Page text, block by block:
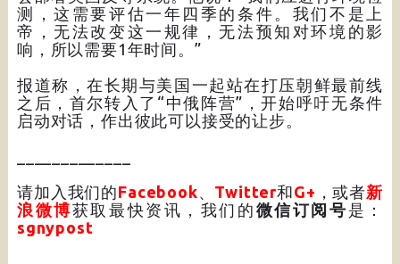
测，这需要评估一年四季的条件。我们不是上
帝，无法改变这一规律，无法预知对环境的影
响，所以需要1年时间。”
报道称，在长期与美国一起站在打压朝鲜最前线
之后，首尔转入了“中俄阵营”，开始呼吁无条件
启动对话，作出彼此可以接受的让步。
请加入我们的Facebook、 Twitter和G+ ，或者新
浪微博获取最快资讯，我们的 微信订阅号 是：
sgnypost